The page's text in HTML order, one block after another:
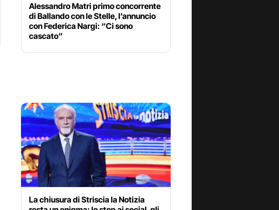
Alessandro Matri primo concorrente
di Ballando con le Stelle, l’annuncio
con Federica Nargi: “Ci sono
cascato”
La chiusura di Striscia la Notizia